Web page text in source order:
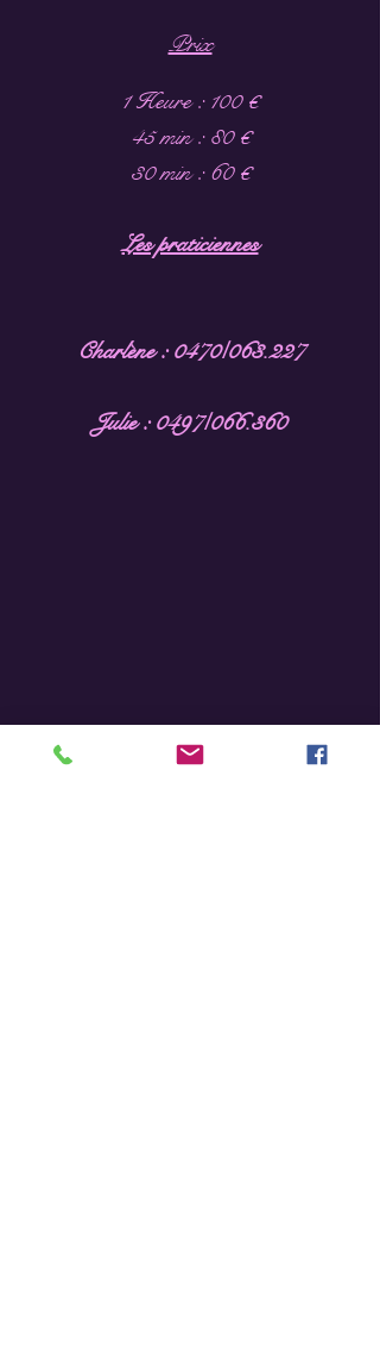
Prix
1 Heure : 100 €
45 min : 80 €
30 min : 60 €
Les praticiennes
Charlène : 0470/063.227
Julie : 0497/066.360